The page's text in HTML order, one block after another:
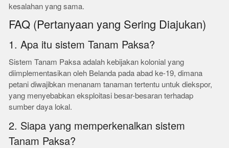
kesalahan yang sama.
FAQ (Pertanyaan yang Sering Diajukan)
1. Apa itu sistem Tanam Paksa?
Sistem Tanam Paksa adalah kebijakan kolonial yang
diimplementasikan oleh Belanda pada abad ke-19, dimana
petani diwajibkan menanam tanaman tertentu untuk diekspor,
yang menyebabkan eksploitasi besar-besaran terhadap
sumber daya lokal.
2. Siapa yang memperkenalkan sistem
Tanam Paksa?